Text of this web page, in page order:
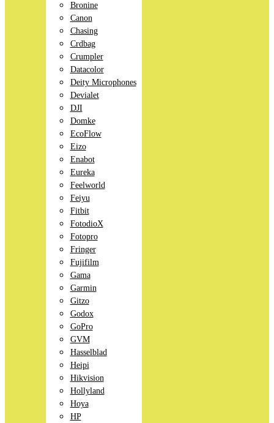
Bronine
Canon
Chasing
Crdbag
Crumpler
Datacolor
Deity Microphones
Devialet
DJI
Domke
EcoFlow
Eizo
Enabot
Eureka
Feelworld
Feiyu
Fitbit
FotodioX
Fotopro
Fringer
Fujifilm
Gama
Garmin
Gitzo
Godox
GoPro
GVM
Hasselblad
Heipi
Hikvision
Hollyland
Hoya
HP